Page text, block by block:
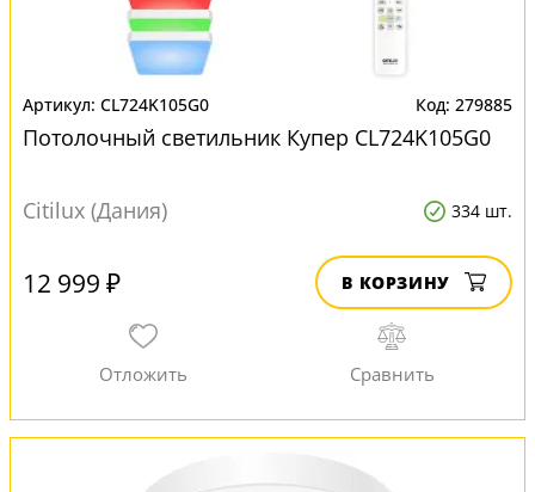
CL724K105G0 279885
Потолочный светильник Купер CL724K105G0
Citilux (Дания) 334 шт.
12 999 ₽ В КОРЗИНУ